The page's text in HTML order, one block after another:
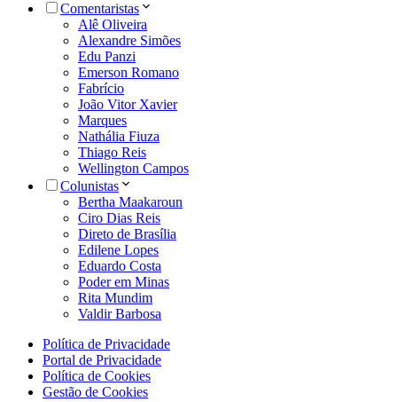
Comentaristas
Alê Oliveira
Alexandre Simões
Edu Panzi
Emerson Romano
Fabrício
João Vitor Xavier
Marques
Nathália Fiuza
Thiago Reis
Wellington Campos
Colunistas
Bertha Maakaroun
Ciro Dias Reis
Direto de Brasília
Edilene Lopes
Eduardo Costa
Poder em Minas
Rita Mundim
Valdir Barbosa
Política de Privacidade
Portal de Privacidade
Política de Cookies
Gestão de Cookies